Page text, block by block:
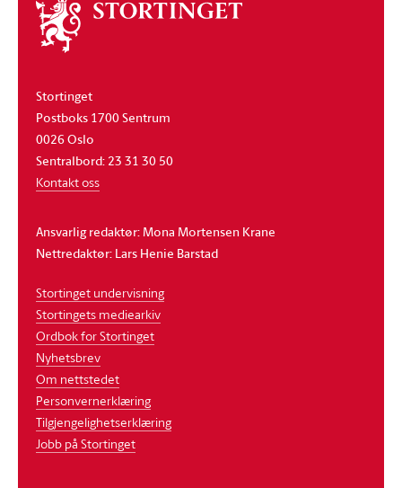
Om
stortinget
Stortinget
Postboks 1700 Sentrum
0026 Oslo
Sentralbord: 23 31 30 50
Kontakt oss
Ansvarlig redaktør: Mona Mortensen Krane
Nettredaktør: Lars Henie Barstad
Stortinget undervisning
Stortingets mediearkiv
Ordbok for Stortinget
Nyhetsbrev
Om nettstedet
Personvernerklæring
Tilgjengelighetserklæring
Jobb på Stortinget